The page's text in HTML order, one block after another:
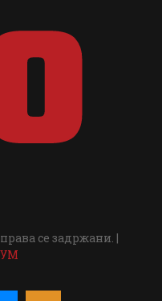
се задржани. |